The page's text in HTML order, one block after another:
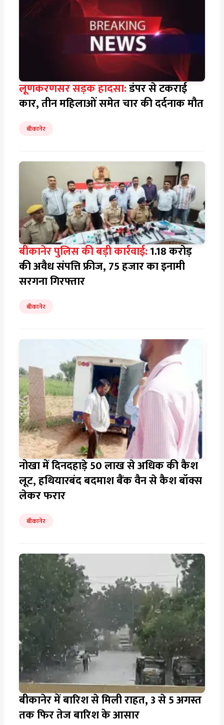
लूणकरणसर सड़क हादसा:डंपर से टकराई
कार, तीन महिलाओं समेत चार की दर्दनाक मौत
बीकानेर
बीकानेर पुलिस की बड़ी कार्रवाई:1.18 करोड़
की अवैध संपत्ति फ्रीज, 75 हजार का इनामी
सरगना गिरफ्तार
बीकानेर
नोखा में दिनदहाड़े 50 लाख से अधिक की कैश
लूट, हथियारबंद बदमाश बैंक वैन से कैश बॉक्स
लेकर फरार
बीकानेर
बीकानेर में बारिश से मिली राहत, 3 से 5 अगस्त
तक फिर तेज बारिश के आसार